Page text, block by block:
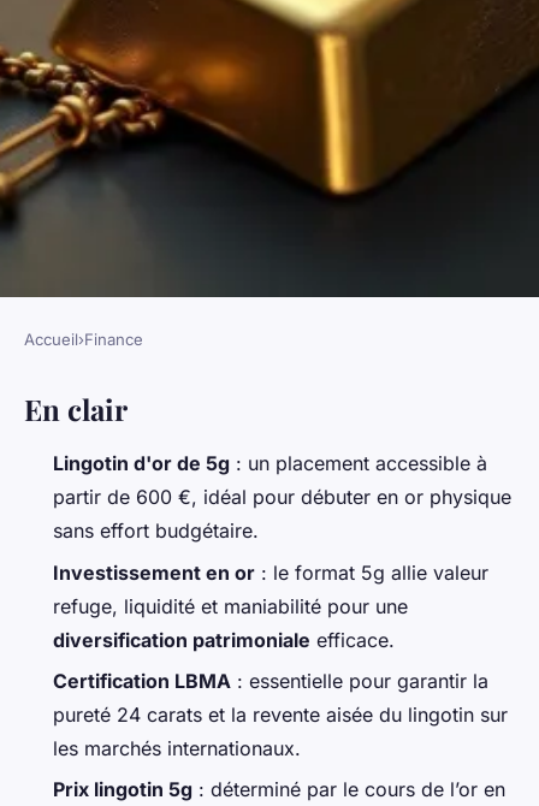
Lingotin d'or de 5g : un choix
malin pour investir en or
Imran• 03/07/2026 08:30•11 min de lecture
Accueil›Finance
En clair
Lingotin d'or de 5g : un placement accessible à
partir de 600 €, idéal pour débuter en or physique
sans effort budgétaire.
Investissement en or : le format 5g allie valeur
refuge, liquidité et maniabilité pour une
diversification patrimoniale efficace.
Certification LBMA : essentielle pour garantir la
pureté 24 carats et la revente aisée du lingotin sur
les marchés internationaux.
Prix lingotin 5g : déterminé par le cours de l’or en